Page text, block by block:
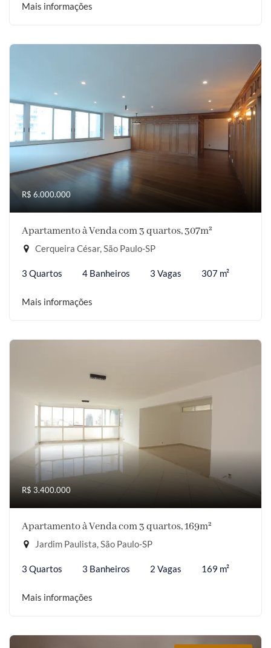
Mais informações
R$ 6.000.000
Apartamento à Venda com 3 quartos, 307m²
Cerqueira César, São Paulo-SP
3 Quartos 4 Banheiros 3 Vagas 307 m²
Mais informações
R$ 3.400.000
Apartamento à Venda com 3 quartos, 169m²
Jardim Paulista, São Paulo-SP
3 Quartos 3 Banheiros 2 Vagas 169 m²
Mais informações